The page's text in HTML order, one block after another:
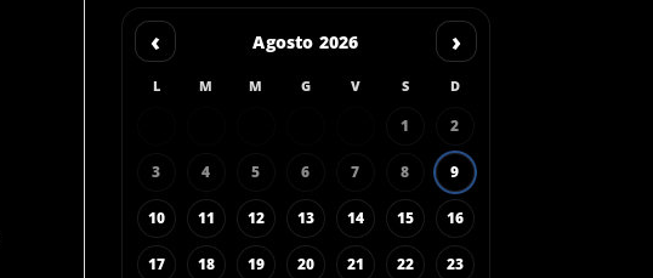
‹ Agosto 2026 ›
L M M G V S D
1 2
3 4 5 6 7 8 9
10 11 12 13 14 15 16
17 18 19 20 21 22 23